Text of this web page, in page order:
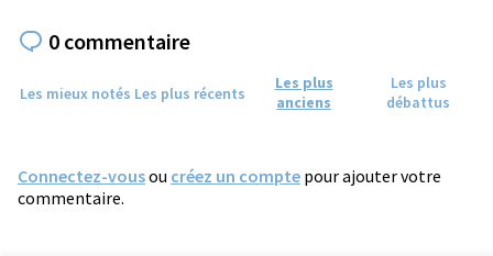
0 commentaire
Les mieux notés Les plus récents
Les plus
anciens
Les plus
débattus
Connectez-vousou créez un compte pour ajouter votre
commentaire.